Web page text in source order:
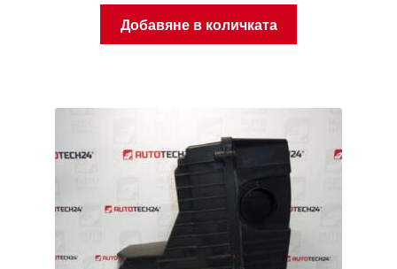
Добавяне в количката